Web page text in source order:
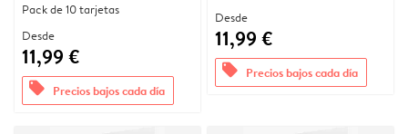
Pack de 10 tarjetas
Desde
11,99 €
offers Precios bajos cada día
Desde
11,99 €
offers Precios bajos cada día